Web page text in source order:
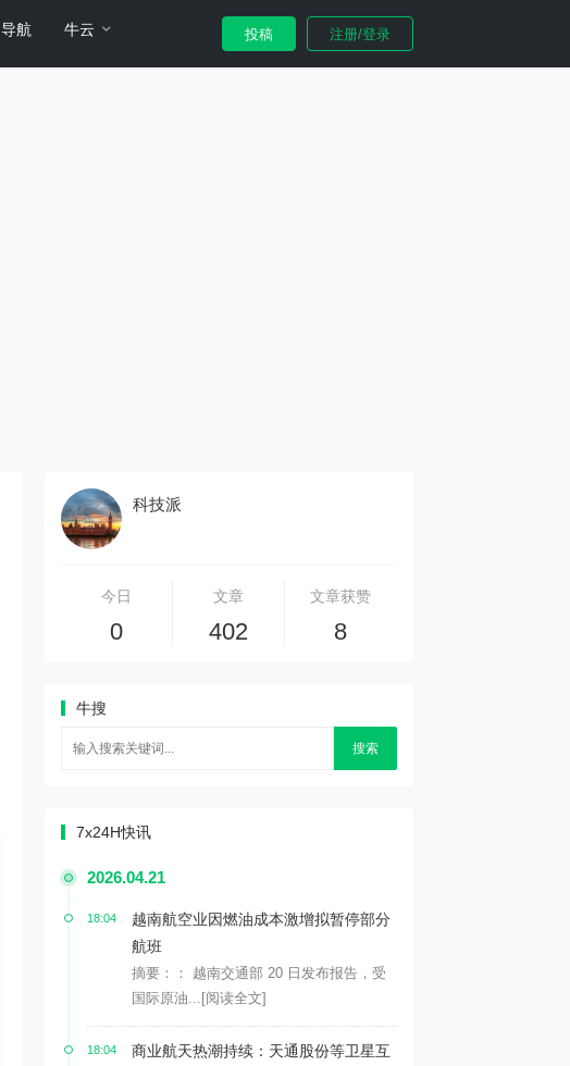
导航 牛云 投稿 注册/登录
科技派
今日
0
文章
402
文章获赞
8
牛搜
搜索
7x24H快讯
2026.04.21
18:04
越南航空业因燃油成本激增拟暂停部分
航班
摘要：： 越南交通部 20 日发布报告，受
国际原油... [阅读全文]
18:04
商业航天热潮持续：天通股份等卫星互